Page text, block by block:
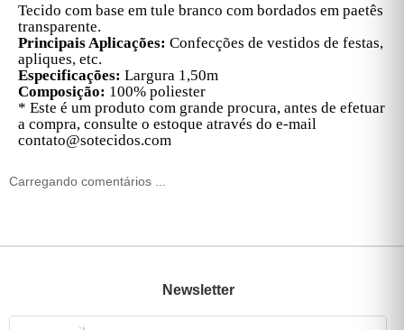
Tecido com base em tule branco com bordados em paetês
transparente.
Principais Aplicações: Confecções de vestidos de festas,
apliques, etc.
Especificações: Largura 1,50m
Composição: 100% poliester
* Este é um produto com grande procura, antes de efetuar
a compra, consulte o estoque através do e-mail
contato@sotecidos.com
Carregando comentários ...
Newsletter